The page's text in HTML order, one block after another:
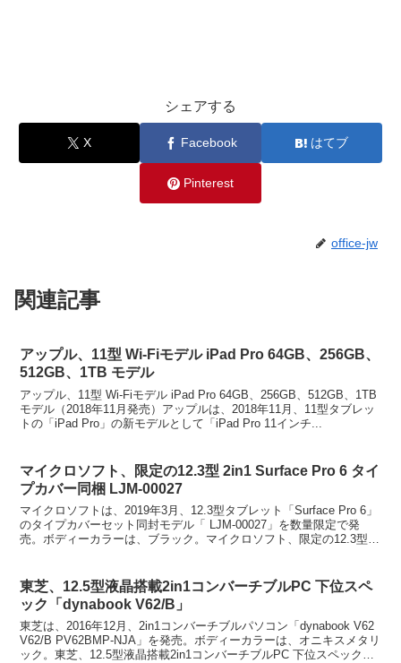
シェアする
X Facebook はてブ
Pinterest
office-jw
関連記事
アップル、11型 Wi-Fiモデル iPad Pro 64GB、256GB、
512GB、1TB モデル
アップル、11型 Wi-Fiモデル iPad Pro 64GB、256GB、512GB、1TB
モデル（2018年11月発売）アップルは、2018年11月、11型タブレッ
トの「iPad Pro」の新モデルとして「iPad Pro 11インチ...
マイクロソフト、限定の12.3型 2in1 Surface Pro 6 タイ
プカバー同梱 LJM-00027
マイクロソフトは、2019年3月、12.3型タブレット「Surface Pro 6」
のタイプカバーセット同封モデル「 LJM-00027」を数量限定で発
売。ボディーカラーは、ブラック。マイクロソフト、限定の12.3型
東芝、12.5型液晶搭載2in1コンバーチブルPC 下位スペ
ック「dynabook V62/B」
東芝は、2016年12月、2in1コンバーチブルパソコン「dynabook V62
V62/B PV62BMP-NJA」を発売。ボディーカラーは、オニキスメタリ
ック。東芝、12.5型液晶搭載2in1コンバーチブルPC 下位スペック